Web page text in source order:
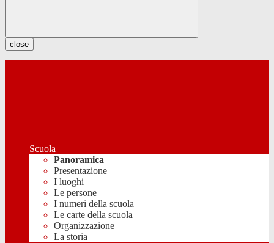
close
Scuola
Panoramica
Presentazione
I luoghi
Le persone
I numeri della scuola
Le carte della scuola
Organizzazione
La storia